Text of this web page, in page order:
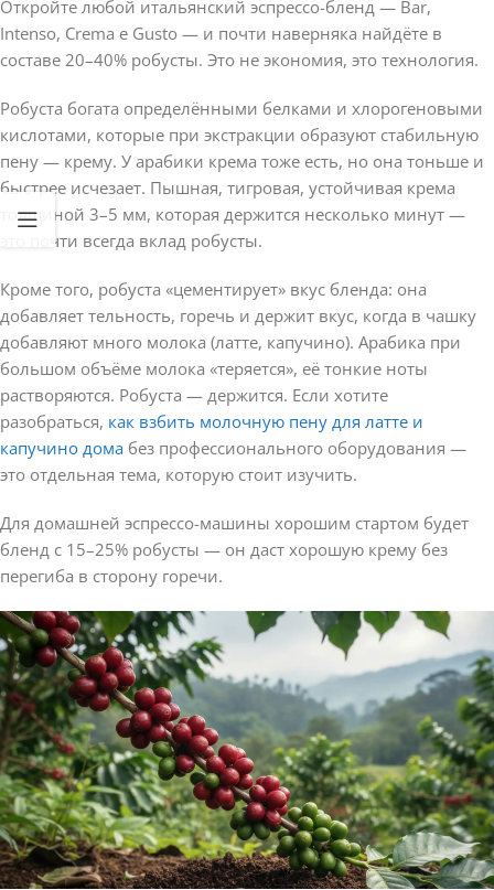
Откройте любой итальянский эспрессо-бленд — Bar,
Intenso, Crema e Gusto — и почти наверняка найдёте в
составе 20–40% робусты. Это не экономия, это технология.
Робуста богата определёнными белками и хлорогеновыми
кислотами, которые при экстракции образуют стабильную
пену — крему. У арабики крема тоже есть, но она тоньше и
быстрее исчезает. Пышная, тигровая, устойчивая крема
толщиной 3–5 мм, которая держится несколько минут —
это почти всегда вклад робусты.
Кроме того, робуста «цементирует» вкус бленда: она
добавляет тельность, горечь и держит вкус, когда в чашку
добавляют много молока (латте, капучино). Арабика при
большом объёме молока «теряется», её тонкие ноты
растворяются. Робуста — держится. Если хотите
разобраться, как взбить молочную пену для латте и
капучино дома без профессионального оборудования —
это отдельная тема, которую стоит изучить.
Для домашней эспрессо-машины хорошим стартом будет
бленд с 15–25% робусты — он даст хорошую крему без
перегиба в сторону горечи.